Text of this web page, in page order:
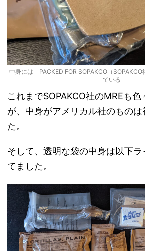
中身には「PACKED FOR SOPAKCO（
ている
これまでSOPAKCO社のMREも色
が、中身がアメリカル社のものは
た。
そして、透明な袋の中身は以下ラ
てました。